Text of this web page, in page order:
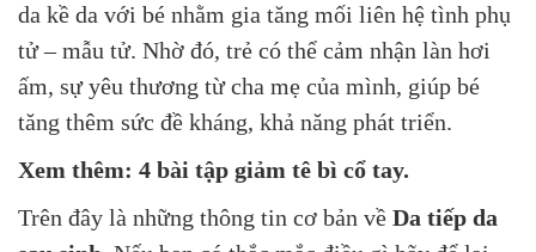
da kề da với bé nhằm gia tăng mối liên hệ tình phụ
tử – mẫu tử. Nhờ đó, trẻ có thể cảm nhận làn hơi
ấm, sự yêu thương từ cha mẹ của mình, giúp bé
tăng thêm sức đề kháng, khả năng phát triển.
Xem thêm: 4 bài tập giảm tê bì cổ tay.
Trên đây là những thông tin cơ bản về Da tiếp da